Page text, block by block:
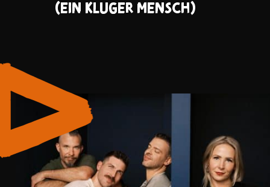
(EIN KLUGER MENSCH)